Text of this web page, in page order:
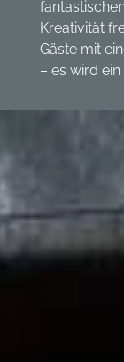
Kreativität
Gäste mit
– es wird ein